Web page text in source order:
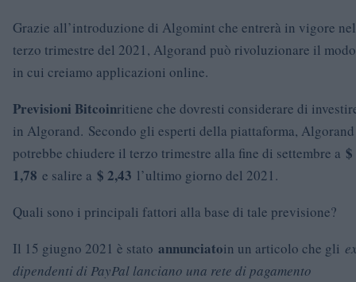
Grazie all’introduzione di Algomint che entrerà in vigore nel
terzo trimestre del 2021, Algorand può rivoluzionare il modo
in cui creiamo applicazioni online.
Previsioni Bitcoinritiene che dovresti considerare di
in Algorand. Secondo gli esperti della piattaforma, Algorand
potrebbe chiudere il terzo trimestre alla fine di settembre a $
1,78 e salire a $ 2,43 l’ultimo giorno del 2021.
Quali sono i principali fattori alla base di tale previsione?
Il 15 giugno 2021 è stato annunciatoin un articolo che gli
dipendenti di PayPal lanciano una rete di pagamento